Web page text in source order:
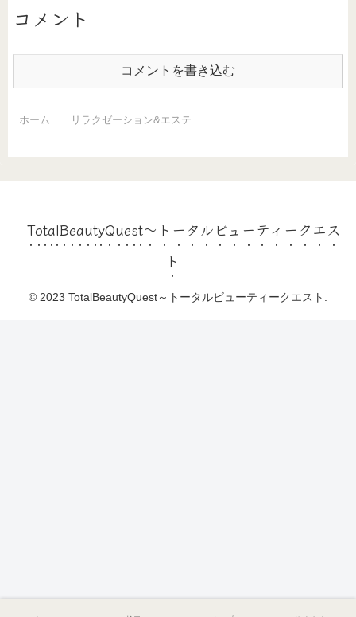
コメント
コメントを書き込む
ホーム リラクゼーション&エステ
TotalBeautyQuest～トータルビューティークエス
ト
© 2023 TotalBeautyQuest～トータルビューティークエスト.